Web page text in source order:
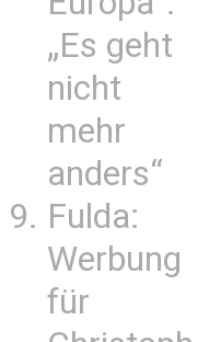
„Es geht
nicht
mehr
anders“
Fulda:
Werbung
für